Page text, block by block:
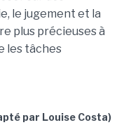
le jugement et la
plus précieuses à
les tâches
par Louise Costa)